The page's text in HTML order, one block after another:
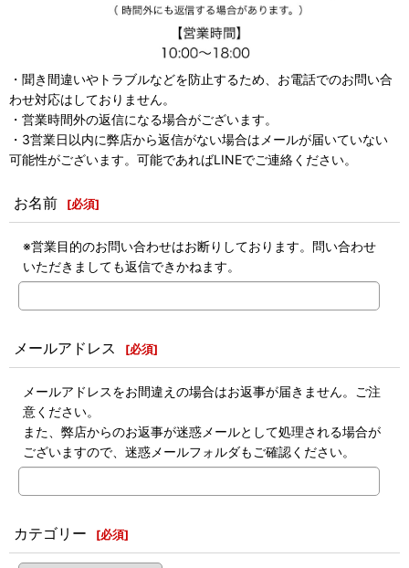
・聞き間違いやトラブルなどを防止するため、お電話でのお問い合
わせ対応はしておりません。
・営業時間外の返信になる場合がございます。
・3営業日以内に弊店から返信がない場合はメールが届いていない
可能性がございます。可能であればLINEでご連絡ください。
お名前 [必須]
※営業目的のお問い合わせはお断りしております。問い合わせ
いただきましても返信できかねます。
メールアドレス [必須]
メールアドレスをお間違えの場合はお返事が届きません。ご注
意ください。
また、弊店からのお返事が迷惑メールとして処理される場合が
ございますので、迷惑メールフォルダもご確認ください。
カテゴリー [必須]